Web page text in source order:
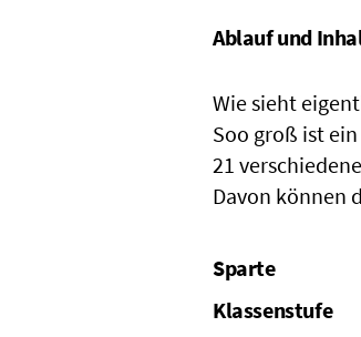
Ablauf und
Wie sieht
Soo groß ist
21
Davon können
Sparte
Klassenstufe